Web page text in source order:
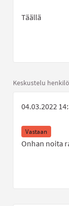
Täällä
Keskustelu
04.03.2022
Vastaan
Onhan noita